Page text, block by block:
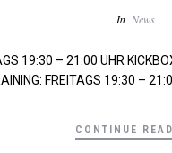
InNews
19:30 – 21:00 UHR
FREITAGS 19:30 –
CONTINUE